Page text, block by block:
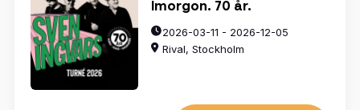
27 28 29 30 31
3
10
11 12 13 14 15
17
18 19 20 21 22
24
25 26 27 28
31
2 3 4
Imorgon. 70 år.
2026-03-11 - 2026-12-05
Rival, Stockholm